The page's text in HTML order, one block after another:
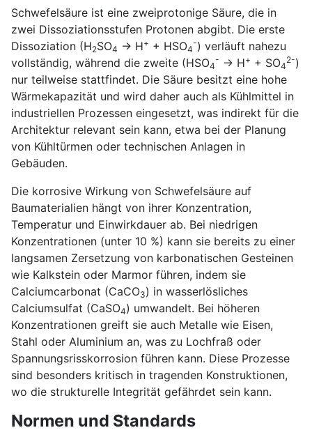
Schwefelsäure ist eine zweiprotonige Säure, die in
zwei Dissoziationsstufen Protonen abgibt. Die erste
Dissoziation (H2SO4 → H+ + HSO4
-) verläuft nahezu
vollständig, während die zweite (HSO4
- → H+ + SO4
2-)
nur teilweise stattfindet. Die Säure besitzt eine hohe
Wärmekapazität und wird daher auch als Kühlmittel in
industriellen Prozessen eingesetzt, was indirekt für die
Architektur relevant sein kann, etwa bei der Planung
von Kühltürmen oder technischen Anlagen in
Gebäuden.
Die korrosive Wirkung von Schwefelsäure auf
Baumaterialien hängt von ihrer Konzentration,
Temperatur und Einwirkdauer ab. Bei niedrigen
Konzentrationen (unter 10 %) kann sie bereits zu einer
langsamen Zersetzung von karbonatischen Gesteinen
wie Kalkstein oder Marmor führen, indem sie
Calciumcarbonat (CaCO3) in wasserlösliches
Calciumsulfat (CaSO4) umwandelt. Bei höheren
Konzentrationen greift sie auch Metalle wie Eisen,
Stahl oder Aluminium an, was zu Lochfraß oder
Spannungsrisskorrosion führen kann. Diese Prozesse
sind besonders kritisch in tragenden Konstruktionen,
wo die strukturelle Integrität gefährdet sein kann.
Normen und Standards